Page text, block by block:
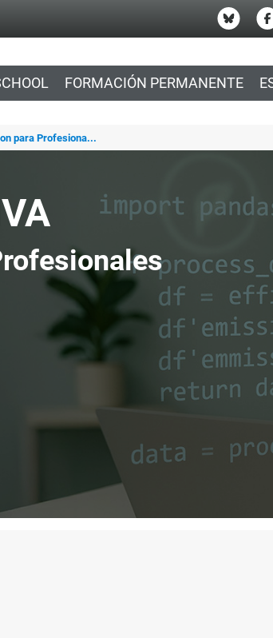
FORMACIÓN PERMANENTE
para Profesiona...